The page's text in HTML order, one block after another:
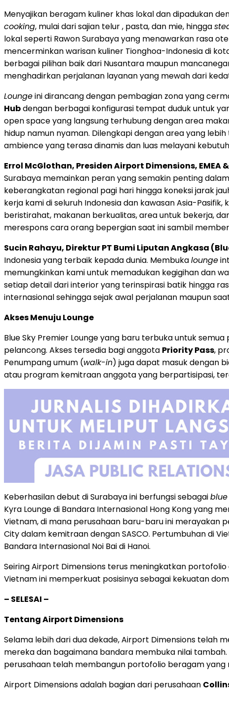
Menyajikan beragam kuliner khas lokal dan dipadukan
cooking, mulai dari sajian telur , pasta, dan mie, hingga
lokal seperti Rawon Surabaya yang menawarkan rasa
mencerminkan warisan kuliner Tionghoa-Indonesia di
berbagai pilihan baik dari Nusantara maupun
menghadirkan perjalanan layanan yang mewah dari
Loungeini dirancang dengan pembagian zona yang
Hubdengan berbagai konfigurasi tempat duduk untuk
open space yang langsung terhubung dengan area
hidup namun nyaman. Dilengkapi dengan area yang
ambience yang terasa dinamis dan luas melayani
Errol McGlothan, Presiden Airport Dimensions, EMEA
Surabaya memainkan peran yang semakin penting
keberangkatan regional pagi hari hingga koneksi jarak
kerja kami di seluruh Indonesia dan kawasan Asia-
beristirahat, makanan berkualitas, area untuk bekerja,
merespons cara orang bepergian saat ini sambil
Sucin Rahayu, Direktur PT Bumi Liputan Angkasa
Indonesia yang terbaik kepada dunia. Membukalounge
memungkinkan kami untuk memadukan kegigihan dan
setiap detail dari interior yang terinspirasi batik hingga
internasional sehingga sejak awal perjalanan maupun
Akses Menuju Lounge
Blue Sky Premier Lounge yang baru terbuka untuk
pelancong. Akses tersedia bagi anggota Priority Pass,
Penumpang umum (walk-in) juga dapat masuk dengan
atau program kemitraan anggota yang berpartisipasi,
Keberhasilan debut di Surabaya ini berfungsi sebagai
Kyra Lounge di Bandara Internasional Hong Kong yang
Vietnam, di mana perusahaan baru-baru ini merayakan
City dalam kemitraan dengan SASCO. Pertumbuhan di
Bandara Internasional Noi Bai di Hanoi.
Seiring Airport Dimensions terus meningkatkan
Vietnam ini memperkuat posisinya sebagai kekuatan
– SELESAI –
Tentang Airport Dimensions
Selama lebih dari dua dekade, Airport Dimensions telah
mereka dan bagaimana bandara membuka nilai
perusahaan telah membangun portofolio beragam
Airport Dimensions adalah bagian dari perusahaan